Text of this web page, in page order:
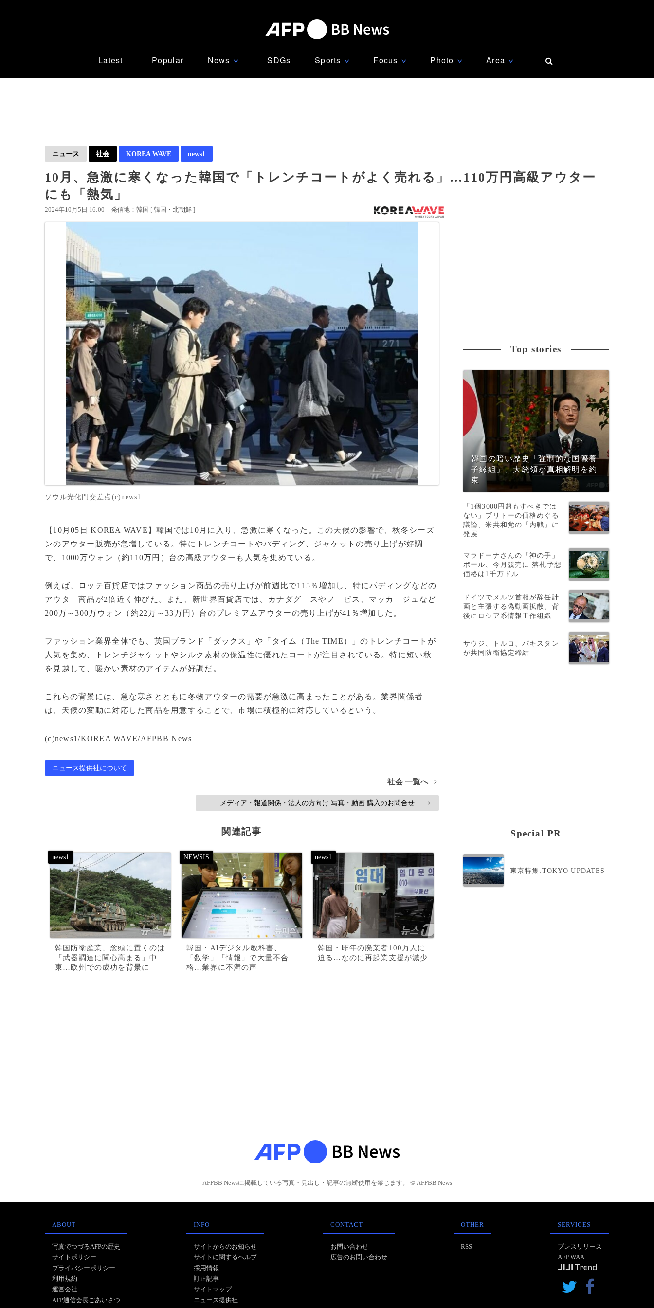
Latest Popular News ∨ SDGs Sports ∨ Focus ∨ Photo ∨ Area ∨
ニュース 社会 KOREA WAVE news1
10月、急激に寒くなった韓国で「トレンチコートがよく売れる」…110万円高級アウター
にも「熱気」
2024年10月5日 16:00 発信地：韓国 [ 韓国・北朝鮮 ]
ソウル光化門交差点(c)news1
【10月05日 KOREA WAVE】韓国では10月に入り、急激に寒くなった。この天候の影響で、秋冬シーズ
ンのアウター販売が急増している。特にトレンチコートやパディング、ジャケットの売り上げが好調
で、1000万ウォン（約110万円）台の高級アウターも人気を集めている。
例えば、ロッテ百貨店ではファッション商品の売り上げが前週比で115％増加し、特にパディングなどの
アウター商品が2倍近く伸びた。また、新世界百貨店では、カナダグースやノービス、マッカージュなど
200万～300万ウォン（約22万～33万円）台のプレミアムアウターの売り上げが41％増加した。
ファッション業界全体でも、英国ブランド「ダックス」や「タイム（The TIME）」のトレンチコートが
人気を集め、トレンチジャケットやシルク素材の保温性に優れたコートが注目されている。特に短い秋
を見越して、暖かい素材のアイテムが好調だ。
これらの背景には、急な寒さとともに冬物アウターの需要が急激に高まったことがある。業界関係者
は、天候の変動に対応した商品を用意することで、市場に積極的に対応しているという。
(c)news1/KOREA WAVE/AFPBB News
ニュース提供社について
社会 一覧へ >
メディア・報道関係・法人の方向け 写真・動画 購入のお問合せ >
関連記事
韓国防衛産業、念頭に置くのは
「武器調達に関心高まる」中
東…欧州での成功を背景に
韓国・AIデジタル教科書、
「数学」「情報」で大量不合
格…業界に不満の声
韓国・昨年の廃業者100万人に
迫る…なのに再起業支援が減少
Top stories
韓国の暗い歴史「強制的な国際養
子縁組」、大統領が真相解明を約
束
「1個3000円超もすべきでは
ない」ブリトーの価格めぐる
議論、米共和党の「内戦」に
発展
マラドーナさんの「神の手」
ボール、今月競売に 落札予想
価格は1千万ドル
ドイツでメルツ首相が辞任計
画と主張する偽動画拡散、背
後にロシア系情報工作組織
サウジ、トルコ、パキスタン
が共同防衛協定締結
Special PR
東京特集:TOKYO UPDATES
AFPBB Newsに掲載している写真・見出し・記事の無断使用を禁じます。 © AFPBB News
ABOUT
写真でつづるAFPの歴史
サイトポリシー
プライバシーポリシー
利用規約
運営会社
AFP通信会長ごあいさつ
INFO
サイトからのお知らせ
サイトに関するヘルプ
採用情報
訂正記事
サイトマップ
ニュース提供社
CONTACT
お問い合わせ
広告のお問い合わせ
OTHER
RSS
SERVICES
プレスリリース
AFP WAA